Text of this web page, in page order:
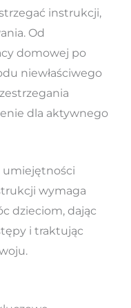
instrukcji,
Od
domowej po
niewłaściwego
dla aktywnego
umiejętności
wymaga
dzieciom, dając
i traktując